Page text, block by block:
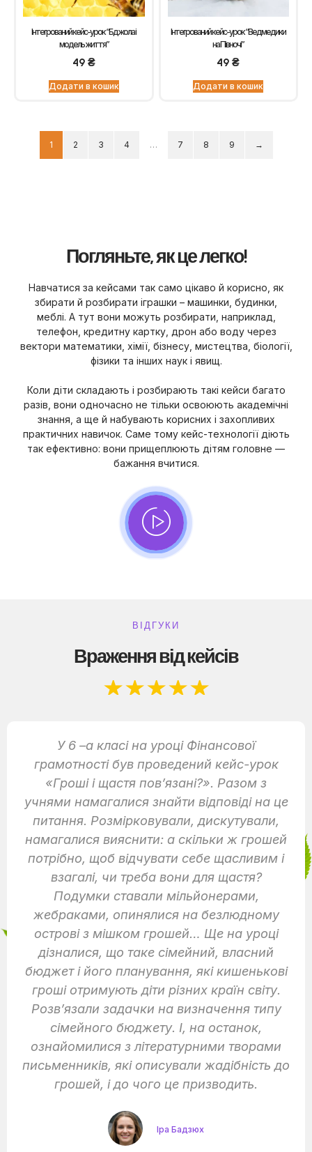
Інтегрований кейс-урок “Бджола і
модель життя”
49 ₴
Додати в кошик
Інтегрований кейс-урок “Ведмедики
на Півночі”
49₴
Додати в кошик
1 2 3 4 … 7 8 9 →
Погляньте, як це легко!
Навчатися за кейсами так само цікаво й корисно, як
збирати й розбирати іграшки – машинки, будинки,
меблі. А тут вони можуть розбирати, наприклад,
телефон, кредитну картку, дрон або воду через
вектори математики, хімії, бізнесу, мистецтва, біології,
фізики та інших наук і явищ.
Коли діти складають і розбирають такі кейси багато
разів, вони одночасно не тільки освоюють академічні
знання, а ще й набувають корисних і захопливих
практичних навичок. Саме тому кейс-технології діють
так ефективно: вони прищеплюють дітям головне —
бажання вчитися.
ВІДГУКИ
Враження від кейсів
★★★★★
У 6 –а класі на уроці Фінансової
грамотності був проведений кейс-урок
«Гроші і щастя пов’язані?». Разом з
учнями намагалися знайти відповіді на це
питання. Розмірковували, дискутували,
намагалися вияснити: а скільки ж грошей
потрібно, щоб відчувати себе щасливим і
взагалі, чи треба вони для щастя?
Подумки ставали мільйонерами,
жебраками, опинялися на безлюдному
острові з мішком грошей… Ще на уроці
дізналися, що таке сімейний, власний
бюджет і його планування, які кишенькові
гроші отримують діти різних країн світу.
Розв’язали задачки на визначення типу
сімейного бюджету. І, на останок,
ознайомилися з літературними творами
письменників, які описували жадібність до
грошей, і до чого це призводить.
Іра Бадзюх